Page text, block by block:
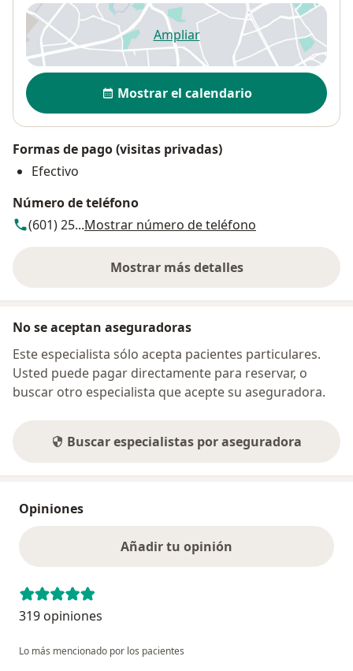
Ampliarse abre en una nueva
Disponibilidad
Mostrar el calendario
Formas de pago (visitas privadas)
Efectivo
Número de teléfono
(601) 25...Mostrar número de teléfono
Mostrar más detalles
sobre la dirección
No se aceptan aseguradoras
Este especialista sólo acepta pacientes particulares.
Usted puede pagar directamente para reservar, o
buscar otro especialista que acepte su aseguradora.
Buscar especialistas por aseguradora
Opiniones
Añadir tu opinión
319 opiniones
Lo más mencionado por los pacientes